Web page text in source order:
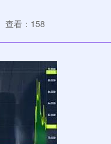
查看：158